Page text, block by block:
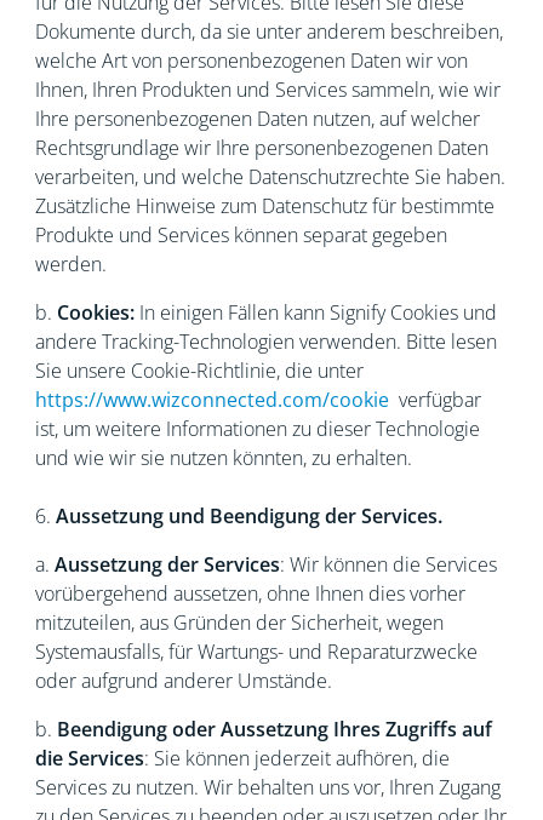
Dokumente durch, da sie unter anderem beschreiben,
welche Art von personenbezogenen Daten wir von
Ihnen, Ihren Produkten und Services sammeln, wie wir
Ihre personenbezogenen Daten nutzen, auf welcher
Rechtsgrundlage wir Ihre personenbezogenen Daten
verarbeiten, und welche Datenschutzrechte Sie haben.
Zusätzliche Hinweise zum Datenschutz für bestimmte
Produkte und Services können separat gegeben
werden.
b. Cookies:In einigen Fällen kann Signify Cookies und
andere Tracking-Technologien verwenden. Bitte lesen
Sie unsere Cookie-Richtlinie, die unter
https://www.wizconnected.com/cookieverfügbar
ist, um weitere Informationen zu dieser Technologie
und wie wir sie nutzen könnten, zu erhalten.
6. Aussetzung und Beendigung der Services.
a. Aussetzung der Services: Wir können die Services
vorübergehend aussetzen, ohne Ihnen dies vorher
mitzuteilen, aus Gründen der Sicherheit, wegen
Systemausfalls, für Wartungs- und Reparaturzwecke
oder aufgrund anderer Umstände.
b. Beendigung oder Aussetzung Ihres Zugriffs auf
die Services: Sie können jederzeit aufhören, die
Services zu nutzen. Wir behalten uns vor, Ihren Zugang